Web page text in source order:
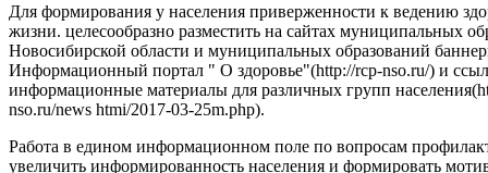
Для формирования у населения приверженности к ведению
жизни. целесообразно разместить на сайтах муниципальных
Новосибирской области и муниципальных образований
Информационный портал " О здоровье"(http://rcp-nso.ru/) и
информационные материалы для различных групп
nso.ru/news htmi/2017-03-25m.php).
Работа в едином информационном поле по вопросам
увеличить информированность населения и формировать